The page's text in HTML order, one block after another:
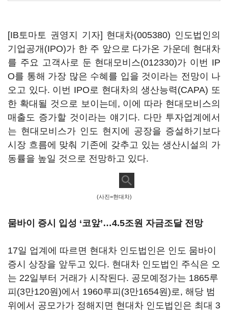
[IB토마토 권영지 기자] 현대차(005380) 인도법인의
기업공개(IPO)가 한 주 앞으로 다가온 가운데 현대차
를 주요 고객사로 둔 현대모비스(012330)가 이번 IP
O를 통해 가장 많은 수혜를 입을 것이라는 전망이 나
오고 있다. 이번 IPO로 현대차의 생산능력(CAPA) 또
한 확대될 것으로 보이는데, 이에 따라 현대모비스의
매출도 증가할 것이라는 얘기다. 다만 투자업계에서
는 현대모비스가 인도 현지에 공장을 증설하기보다
시장 흐름에 맞춰 기존에 갖추고 있는 생산시설의 가
동률을 높일 것으로 전망하고 있다.
(사진=현대차)
뭄바이 증시 입성 ‘코앞’…4.5조원 자금조달 전망
17일 업계에 따르면 현대차 인도법인은 인도 뭄바이
증시 상장을 앞두고 있다. 현대차 인도법인 주식은 오
는 22일부터 거래가 시작된다. 공모예정가는 1865루
피(3만120원)에서 1960루피(3만1654원)로, 해당 범
위에서 공모가가 정해지면 현대차 인도법인은 최대 3